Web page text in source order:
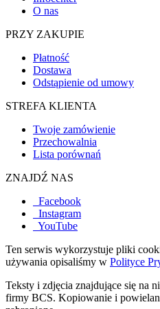
O nas
PRZY ZAKUPIE
Płatność
Dostawa
Odstąpienie od umowy
STREFA KLIENTA
Twoje zamówienie
Przechowalnia
Lista porównań
ZNAJDŹ NAS
Facebook
Instagram
YouTube
Ten serwis wykorzystuje pliki
używania opisaliśmy w Polityce
Teksty i zdjęcia znajdujące się na
firmy BCS. Kopiowanie i